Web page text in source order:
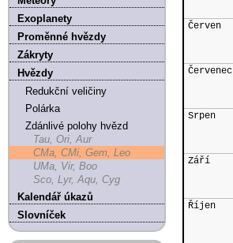
Exoplanety
Proměnné hvězdy
Zákryty
Hvězdy
Redukční veličiny
Polárka
Zdánlivé polohy hvězd
Tau, Ori, Aur
CMa, CMi, Gem, Leo
UMa, Vir, Boo
Sco, Lyr, Aqu, Cyg
Kalendář úkazů
Slovníček
Červen
Červenec
Srpen
Září
Říjen